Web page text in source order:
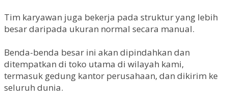
Tim karyawan juga bekerja pada struktur yang lebih
besar daripada ukuran normal secara manual.
Benda-benda besar ini akan dipindahkan dan
ditempatkan di toko utama di wilayah kami,
termasuk gedung kantor perusahaan, dan dikirim ke
seluruh dunia.